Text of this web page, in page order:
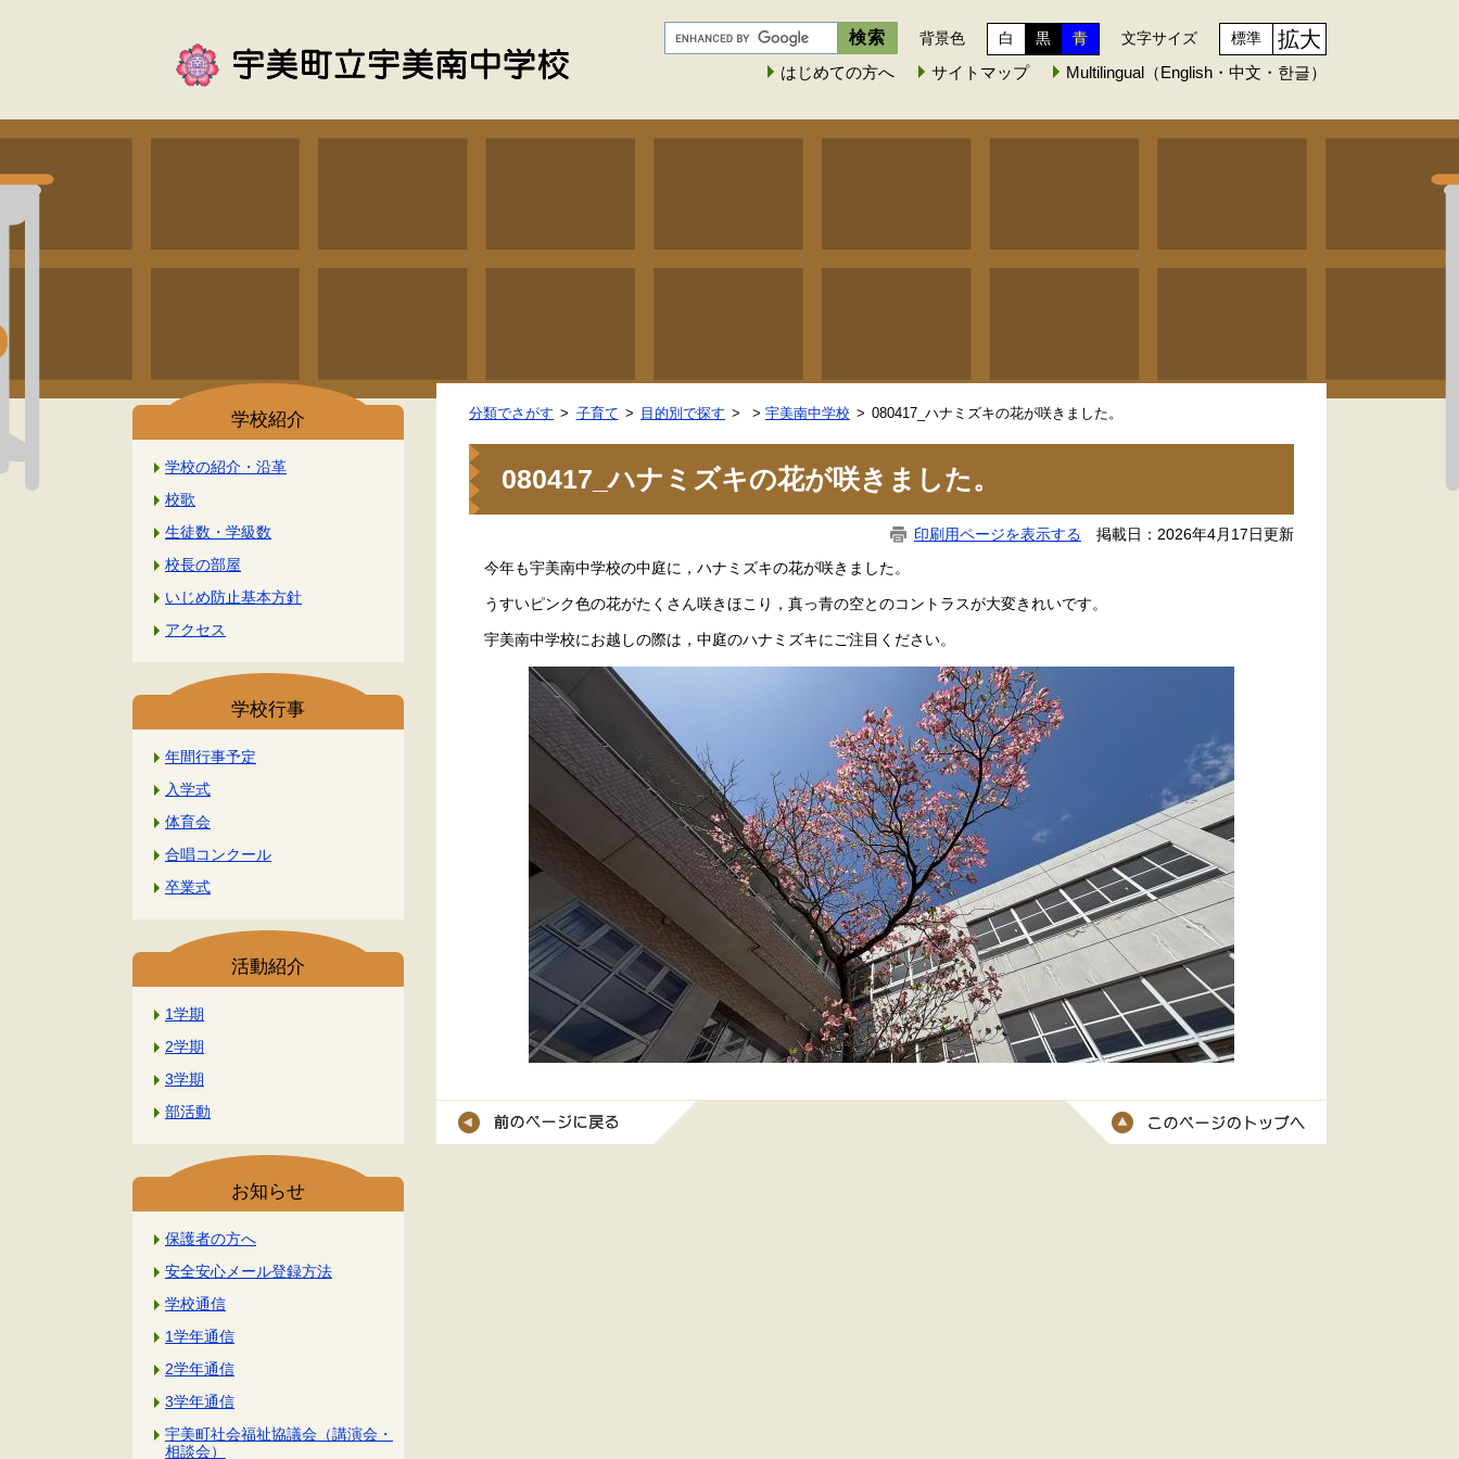
背景色 白 黒 青 文字サイズ 標準 拡大
はじめての方へ サイトマップ Multilingual（English・中文・한글）
学校紹介
学校の紹介・沿革
校歌
生徒数・学級数
校長の部屋
いじめ防止基本方針
アクセス
学校行事
年間行事予定
入学式
体育会
合唱コンクール
卒業式
活動紹介
1学期
2学期
3学期
部活動
お知らせ
保護者の方へ
安全安心メール登録方法
学校通信
1学年通信
2学年通信
3学年通信
宇美町社会福祉協議会（講演会・
相談会）
分類でさがす 子育て 目的別で探す > 宇美南中学校 080417_ハナミズキの花が咲きました。
080417_ハナミズキの花が咲きました。
印刷用ページを表示する 掲載日：2026年4月17日更新
今年も宇美南中学校の中庭に，ハナミズキの花が咲きました。
うすいピンク色の花がたくさん咲きほこり，真っ青の空とのコントラスが大変きれいです。
宇美南中学校にお越しの際は，中庭のハナミズキにご注目ください。